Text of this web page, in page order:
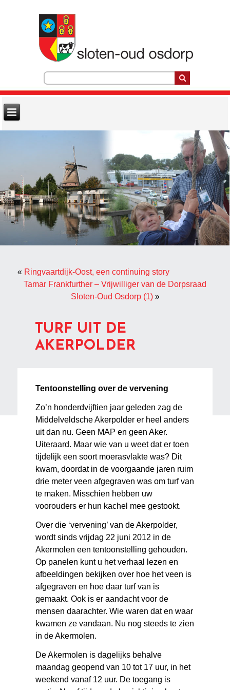
« Ringvaartdijk-Oost, een continuing story
Tamar Frankfurther – Vrijwilliger van de Dorpsraad
Sloten-Oud Osdorp (1)»
TURF UIT DE
AKERPOLDER
Tentoonstelling over de vervening
Zo’n honderdvijftien jaar geleden zag de
Middelveldsche Akerpolder er heel anders
uit dan nu. Geen MAP en geen Aker.
Uiteraard. Maar wie van u weet dat er toen
tijdelijk een soort moerasvlakte was? Dit
kwam, doordat in de voorgaande jaren ruim
drie meter veen afgegraven was om turf van
te maken. Misschien hebben uw
voorouders er hun kachel mee gestookt.
Over die ‘vervening’ van de Akerpolder,
wordt sinds vrijdag 22 juni 2012 in de
Akermolen een tentoonstelling gehouden.
Op panelen kunt u het verhaal lezen en
afbeeldingen bekijken over hoe het veen is
afgegraven en hoe daar turf van is
gemaakt. Ook is er aandacht voor de
mensen daarachter. Wie waren dat en waar
kwamen ze vandaan. Nu nog steeds te zien
in de Akermolen.
De Akermolen is dagelijks behalve
maandag geopend van 10 tot 17 uur, in het
weekend vanaf 12 uur. De toegang is